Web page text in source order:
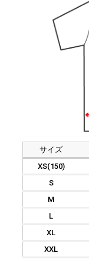
サイズ
XS(150)
S
M
L
XL
XXL